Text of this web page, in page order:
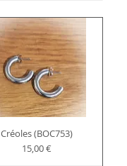
Créoles (BOC753)
Prix
15,00 €